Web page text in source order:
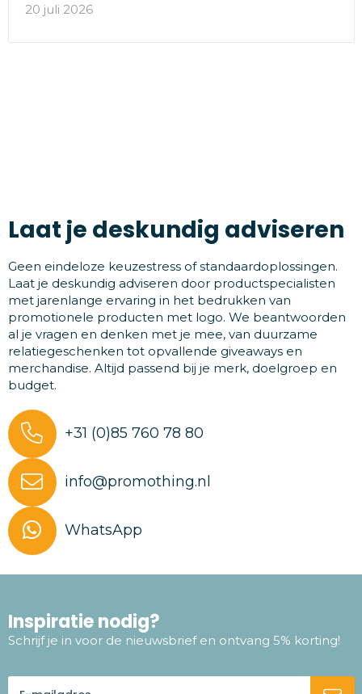
20 juli 2026
Laat je deskundig adviseren
Geen eindeloze keuzestress of standaardoplossingen.
Laat je deskundig adviseren door productspecialisten
met jarenlange ervaring in het bedrukken van
promotionele producten met logo. We beantwoorden
al je vragen en denken met je mee, van duurzame
relatiegeschenken tot opvallende giveaways en
merchandise. Altijd passend bij je merk, doelgroep en
budget.
+31 (0)85 760 78 80
info@promothing.nl
WhatsApp
Inspiratie nodig?
Schrijf je in voor de nieuwsbrief en ontvang 5% korting!